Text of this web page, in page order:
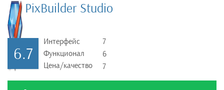
PixBuilder Studio
6.7
Интерфейс
Функционал
Цена/качество
7
6
7